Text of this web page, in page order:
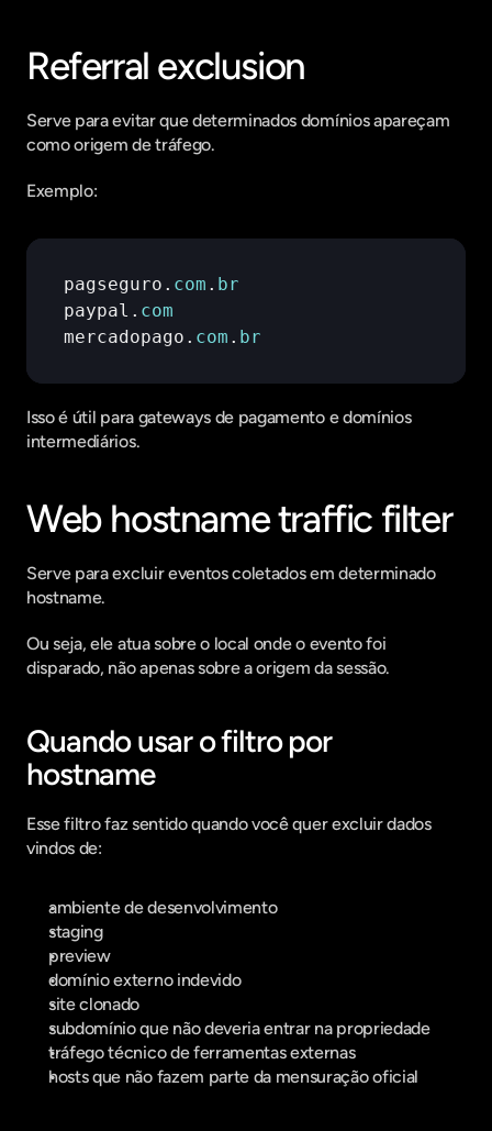
Referral exclusion
Serve para evitar que determinados domínios apareçam
como origem de tráfego.
Exemplo:
pagseguro . com . br
paypal . com
mercadopago . com . br
Isso é útil para gateways de pagamento e domínios
intermediários.
Web hostname traffic filter
Serve para excluir eventos coletados em determinado
hostname.
Ou seja, ele atua sobre o local onde o evento foi
disparado, não apenas sobre a origem da sessão.
Quando usar o filtro por
hostname
Esse filtro faz sentido quando você quer excluir dados
vindos de:
ambiente de desenvolvimento
staging
preview
domínio externo indevido
site clonado
subdomínio que não deveria entrar na propriedade
tráfego técnico de ferramentas externas
hosts que não fazem parte da mensuração oficial